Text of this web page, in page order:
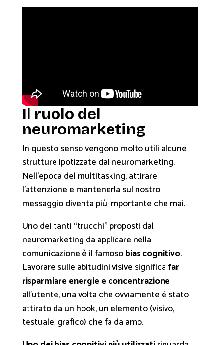
Il ruolo del
neuromarketing
In questo senso vengono molto utili alcune
strutture ipotizzate dal neuromarketing.
Nell’epoca del multitasking, attirare
l’attenzione e mantenerla sul nostro
messaggio diventa più importante che mai.
Uno dei tanti “trucchi” proposti dal
neuromarketing da applicare nella
comunicazione è il famosobias cognitivo.
Lavorare sulle abitudini visive significafar
risparmiare energie e concentrazione
all’utente, una volta che ovviamente è stato
attirato da un hook, un elemento (visivo,
testuale, grafico) che fa da amo.